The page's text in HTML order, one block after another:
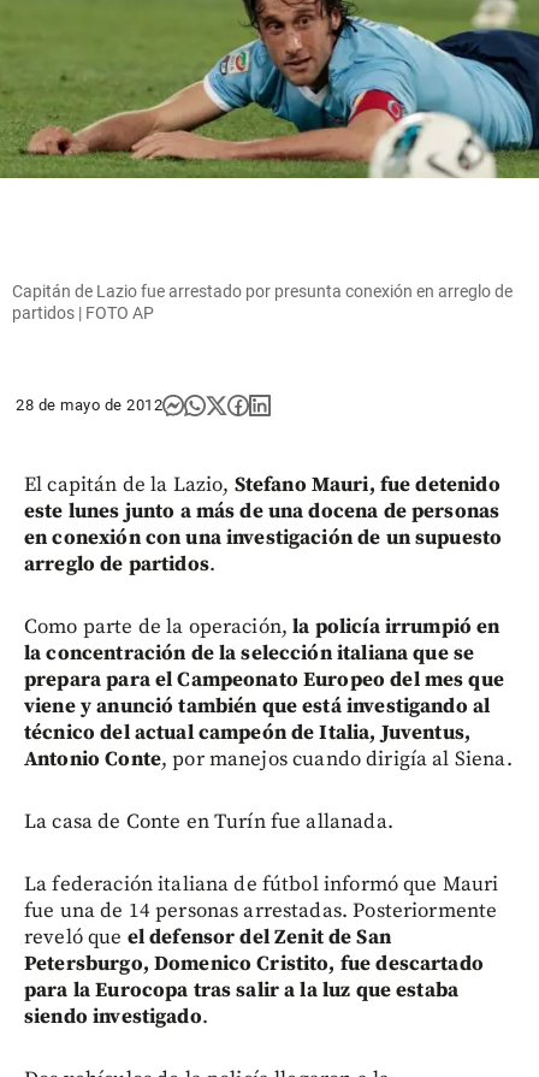
Capitán de Lazio fue arrestado por presunta conexión en arreglo de
partidos | FOTO AP
28 de mayo de 2012
El capitán de la Lazio, Stefano Mauri, fue detenido
este lunes junto a más de una docena de personas
en conexión con una investigación de un supuesto
arreglo de partidos.
Como parte de la operación,la policía irrumpió en
la concentración de la selección italiana que se
prepara para el Campeonato Europeo del mes que
viene y anunció también que está investigando al
técnico del actual campeón de Italia, Juventus,
Antonio Conte, por manejos cuando dirigía al Siena.
La casa de Conte en Turín fue allanada.
La federación italiana de fútbol informó que Mauri
fue una de 14 personas arrestadas. Posteriormente
reveló que el defensor del Zenit de San
Petersburgo, Domenico Cristito, fue descartado
para la Eurocopa tras salir a la luz que estaba
siendo investigado.